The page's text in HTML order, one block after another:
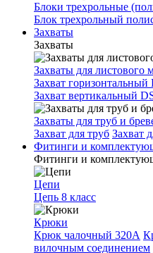
Блоки трехрольные
Блок трехрольный
Захваты
Захваты
Захваты для листового
Захват
Захват вертикальный
Захваты для труб и
Захват для труб Захват
Фитинги и
Фитинги и
Цепи
Цепь 8 класс
Крюки
Крюк чалочный 320А
вилочным соединением